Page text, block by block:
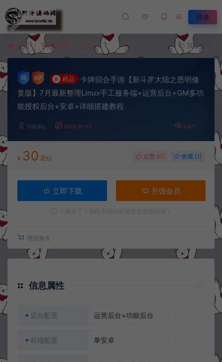
登录
首页 手游资源 正文 我要投稿
# 精品
卡牌回合手游【新斗罗大陆之恩明修
复版】7月最新整理Linux手工服务端+运营后台+GM多功
能授权后台+安卓+详细搭建教程
冷雨泽ღ 2022-07-03 3,477
¥ 30 星钻 点赞 (0) 收藏 (1)
立即下载 升级会员
增值服务：
信息属性
后台配置 运营后台+功能后台
前端配置 单安卓